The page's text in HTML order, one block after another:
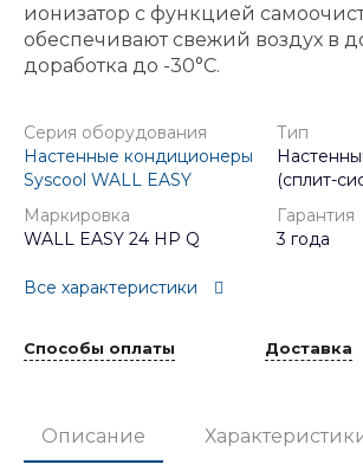
ионизатор с функцией
обеспечивают свежий воздух в
доработка до -30°C.
Серия оборудования
Настенные кондиционеры
Syscool WALL EASY
Тип
(сплит-
Маркировка
WALL EASY 24 HP Q
Гарантия
3 года
Все характеристики
Способы оплаты Доставка
Описание